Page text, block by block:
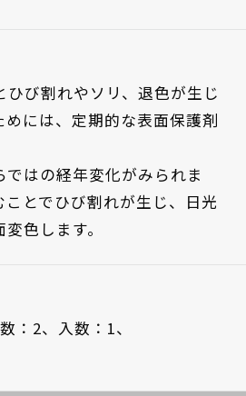
び割れやソリ、退色が生じ
めには、定期的な表面保護剤
はの経年変化がみられま
とでひび割れが生じ、日光
色します。
：2、 入数：1、